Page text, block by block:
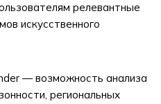
релевантные
искусственного
— возможность анализа
региональных